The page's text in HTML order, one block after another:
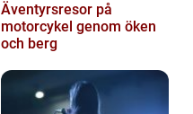
Äventyrsresor på
motorcykel genom öken
och berg